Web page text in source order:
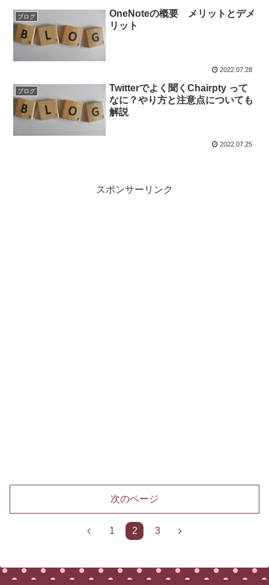
ブログ
OneNoteの概要 メリットとデメ
リット
2022.07.28
ブログ
Twitterでよく聞くChairpty って
なに？やり方と注意点についても
解説
2022.07.25
スポンサーリンク
次のページ
前
1 2 3
次